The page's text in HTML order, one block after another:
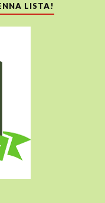
LISTA!